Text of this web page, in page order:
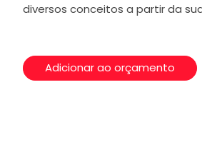
diversos conceitos a partir da
Adicionar ao orçamento